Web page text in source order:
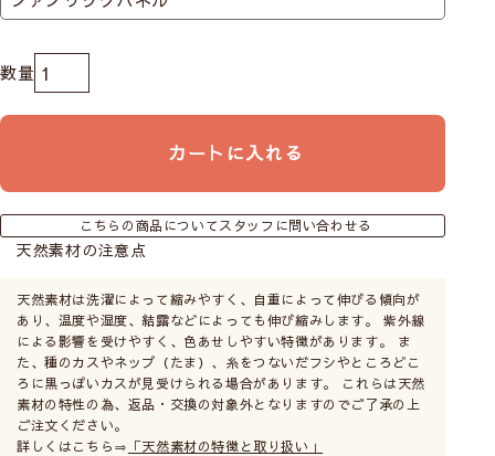
パネルの取り付け方 を見る
カートに入れる
こちらの商品についてスタッフに問い合わせる
天然素材の注意点
天然素材は洗濯によって縮みやすく、自重によって伸びる傾向が
あり、温度や湿度、結露などによっても伸び縮みします。 紫外線
による影響を受けやすく、色あせしやすい特徴があります。 ま
た、種のカスやネップ（たま）、糸をつないだフシやところどこ
ろに黒っぽいカスが見受けられる場合があります。 これらは天然
素材の特性の為、返品・交換の対象外となりますのでご了承の上
ご注文ください。
詳しくはこちら⇒ 「天然素材の特徴と取り扱い」